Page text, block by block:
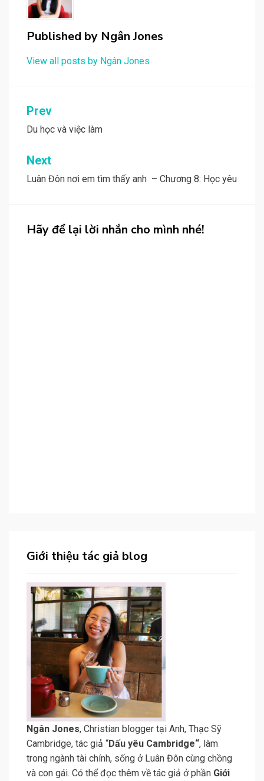
Published by Ngân Jones
View all posts by Ngân Jones
Post
navigation
Prev
Du học và việc làm
Next
Luân Đôn nơi em tìm thấy anh – Chương 8: Học yêu
Hãy để lại lời nhắn cho mình nhé!
Giới thiệu tác giả blog
N gân Jones, Christian blogger tại Anh, Thạc Sỹ
Cambridge, tác giả “Dấu yêu Cambridge“, làm
trong ngành tài chính, sống ở Luân Đôn cùng chồng
và con gái. Có thể đọc thêm về tác giả ở phần Giới